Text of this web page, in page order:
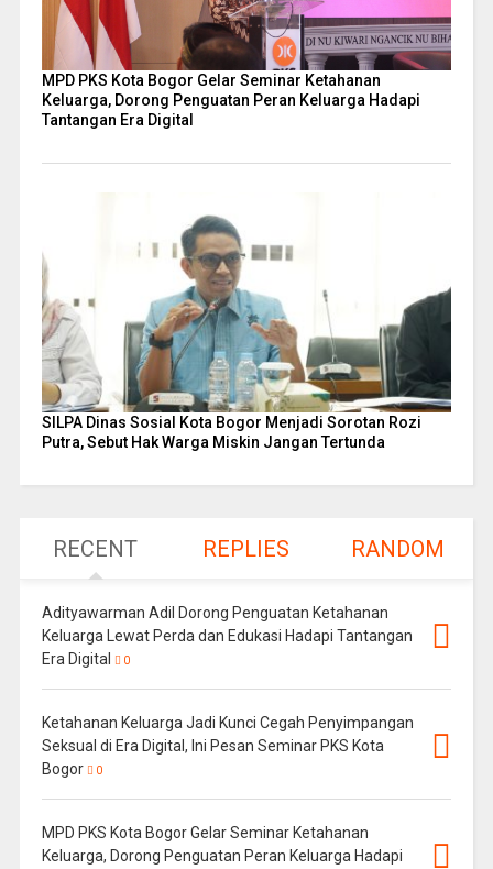
MPD PKS Kota Bogor Gelar Seminar Ketahanan
Keluarga, Dorong Penguatan Peran Keluarga Hadapi
Tantangan Era Digital
SILPA Dinas Sosial Kota Bogor Menjadi Sorotan Rozi
Putra, Sebut Hak Warga Miskin Jangan Tertunda
RECENT REPLIES RANDOM
Adityawarman Adil Dorong Penguatan Ketahanan
Keluarga Lewat Perda dan Edukasi Hadapi Tantangan
Era Digital
0
Ketahanan Keluarga Jadi Kunci Cegah Penyimpangan
Seksual di Era Digital, Ini Pesan Seminar PKS Kota
Bogor
0
MPD PKS Kota Bogor Gelar Seminar Ketahanan
Keluarga, Dorong Penguatan Peran Keluarga Hadapi